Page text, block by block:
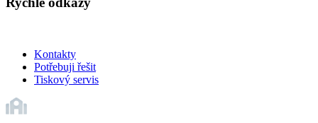
Kontakty
Potřebuji řešit
Tiskový servis